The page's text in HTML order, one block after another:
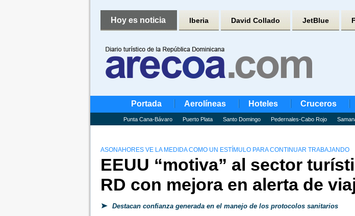
Hoy es noticia Iberia David Collado JetBlue
Portada Aerolíneas Hoteles Cruceros
Punta Cana-Bávaro Puerto Plata Santo Domingo Pedernales-Cabo Rojo
ASONAHORES VE LA MEDIDA COMO UN ESTÍMULO PARA CONTINUAR TRABAJANDO
EEUU “motiva” al sector
RD con mejora en alerta de
Destacan confianza generada en el manejo de los protocolos sanitarios